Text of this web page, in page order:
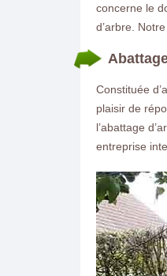
concerne le
d’arbre.
Constituée
plaisir de
l’abattage
entreprise